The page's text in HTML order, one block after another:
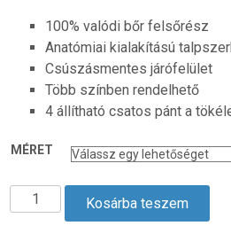
100% valódi bőr felsőrész
Anatómiai kialakítású
Csúszásmentes járófelület
Több színben rendelhető
4 állítható csatos pánt a
MÉRET
Csatos
Kosárba teszem